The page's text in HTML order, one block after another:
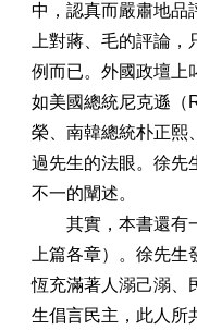
中，認真而嚴肅地品
上對蔣、毛的評論
例而已。外國政壇上
如美國總統尼克遜（
榮、南韓總統朴正熙
過先生的法眼。徐先
不一的闡述。
其實，本書還有一
上篇各章）。徐先
恆充滿著人溺己溺、
生倡言民主，此人所